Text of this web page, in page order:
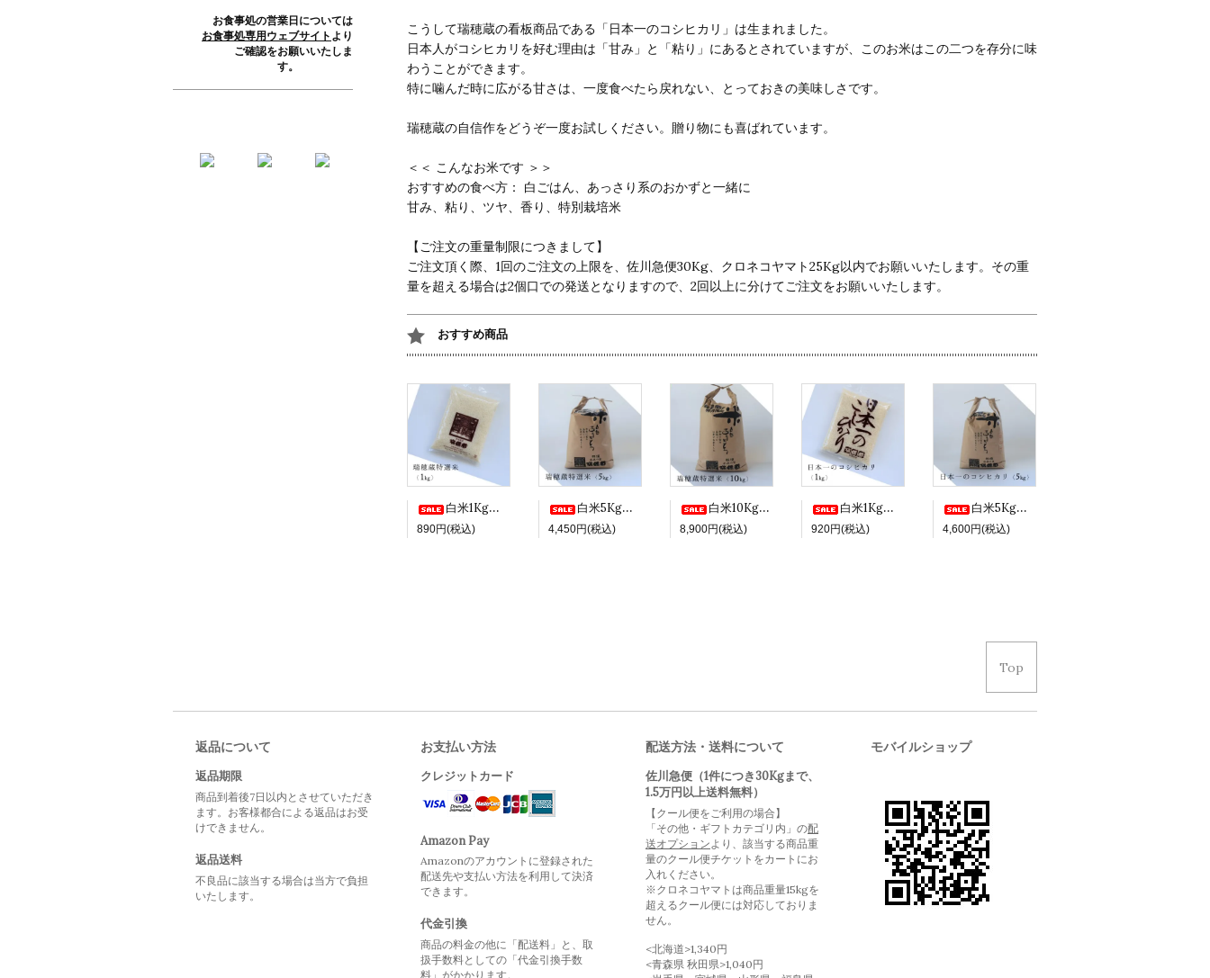
こうして瑞穂蔵の看板商品である「日本一のコシヒカリ」は生まれました。
日本人がコシヒカリを好む理由は「甘み」と「粘り」にあるとされていますが、このお米はこの二つを存分に味
わうことができます。
特に噛んだ時に広がる甘さは、一度食べたら戻れない、とっておきの美味しさです。
瑞穂蔵の自信作をどうぞ一度お試しください。贈り物にも喜ばれています。
＜＜ こんなお米です ＞＞
おすすめの食べ方： 白ごはん、あっさり系のおかずと一緒に
甘み、粘り、ツヤ、香り、特別栽培米
【ご注文の重量制限につきまして】
ご注文頂く際、1回のご注文の上限を、佐川急便30Kg、クロネコヤマト25Kg以内でお願いいたします。その重
量を超える場合は2個口での発送となりますので、2回以上に分けてご注文をお願いいたします。
おすすめ商品
白米1Kg袋（瑞穂蔵特選米 令和7年度産）
890円(税込)
白米5Kg袋（瑞穂蔵特選米 令和7年度産）
4,450円(税込)
白米10Kg袋（瑞穂蔵特選米 令和7年度産）
8,900円(税込)
白米1Kg袋（日本一のコシヒカリ 令和7年度産）
920円(税込)
白米5Kg袋（日本一のコシヒカリ 令和7年度産）
4,600円(税込)
お食事処の営業日については
お食事処専用ウェブサイト より
ご確認をお願いいたしま
す。
Top
返品について
返品期限
商品到着後7日以内とさせていただき
ます。お客様都合による返品はお受
けできません。
返品送料
不良品に該当する場合は当方で負担
いたします。
お支払い方法
クレジットカード
Amazon Pay
Amazonのアカウントに登録された
配送先や支払い方法を利用して決済
できます。
代金引換
商品の料金の他に「配送料」と、取
扱手数料としての「代金引換手数
料」がかかります。
配送方法・送料について
佐川急便（1件につき30Kgまで、
1.5万円以上送料無料）
【クール便をご利用の場合】
「その他・ギフトカテゴリ内」の配
送オプション より、該当する商品重
量のクール便チケットをカートにお
入れください。
※クロネコヤマトは商品重量15kgを
超えるクール便には対応しておりま
せん。
<北海道>1,340円
<青森県 秋田県>1,040円
モバイルショップ